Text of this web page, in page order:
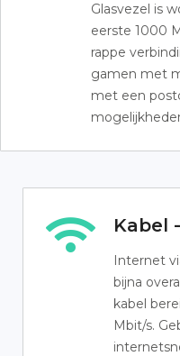
Glasvezel is
eerste 1000
rappe
gamen met
met een
Kabel
Internet
bijna
kabel
Mbit/s.